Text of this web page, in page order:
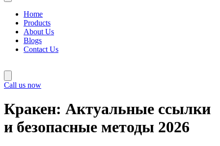
Home
Products
About Us
Blogs
Contact Us
Call us now
Кракен: Актуальные ссылки
и безопасные методы 2026